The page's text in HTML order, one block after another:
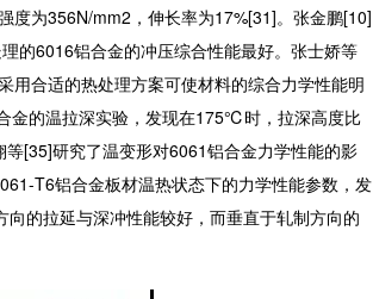
为356N/mm2，伸长率为17%[31]。张金鹏[10]
的6016铝合金的冲压综合性能最好。张士娇等
用合适的热处理方案可使材料的综合力学性能明
金的温拉深实验，发现在175℃时，拉深高度比
[35]研究了温变形对6061铝合金力学性能的影
T6铝合金板材温热状态下的力学性能参数，发
的拉延与深冲性能较好，而垂直于轧制方向的